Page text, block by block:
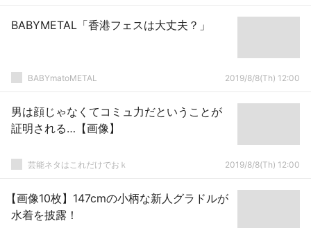
BABYMETAL「香港フェスは大丈夫？」
BABYmatoMETAL 2019/8/8(Th) 12:00
男は顔じゃなくてコミュ力だということが
証明される…【画像】
芸能ネタはこれだけでおｋ 2019/8/8(Th) 12:00
【画像10枚】147cmの小柄な新人グラドルが
水着を披露！